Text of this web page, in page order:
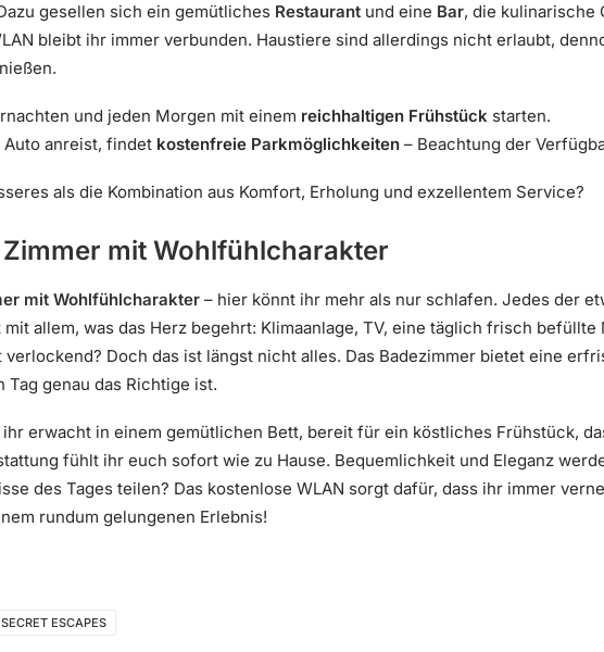
gesellen sich ein gemütliches Restaurant und eine Bar, die kulinarische
bleibt ihr immer verbunden. Haustiere sind allerdings nicht erlaubt,
und jeden Morgen mit einem reichhaltigen Frühstück starten.
Auto anreist, findet kostenfreie Parkmöglichkeiten – Beachtung der
als die Kombination aus Komfort, Erholung und exzellentem Service?
mit Wohlfühlcharakter
mit Wohlfühlcharakter – hier könnt ihr mehr als nur schlafen. Jedes der
allem, was das Herz begehrt: Klimaanlage, TV, eine täglich frisch befüllte
verlockend? Doch das ist längst nicht alles. Das Badezimmer bietet eine
genau das Richtige ist.
erwacht in einem gemütlichen Bett, bereit für ein köstliches Frühstück,
fühlt ihr euch sofort wie zu Hause. Bequemlichkeit und Eleganz
des Tages teilen? Das kostenlose WLAN sorgt dafür, dass ihr immer
rundum gelungenen Erlebnis!
SECRET ESCAPES